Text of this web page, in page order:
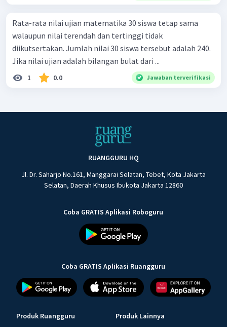
Rata-rata nilai ujian matematika 30 siswa tetap sama
walaupun nilai terendah dan tertinggi tidak
diikutsertakan. Jumlah nilai 30 siswa tersebut adalah 240.
Jika nilai ujian adalah bilangan bulat dari ...
1 0.0 Jawaban terverifikasi
RUANGGURU HQ
Jl. Dr. Saharjo No.161, Manggarai Selatan, Tebet, Kota Jakarta
Selatan, Daerah Khusus Ibukota Jakarta 12860
Coba GRATIS Aplikasi Roboguru
Coba GRATIS Aplikasi Ruangguru
Produk Ruangguru Produk Lainnya